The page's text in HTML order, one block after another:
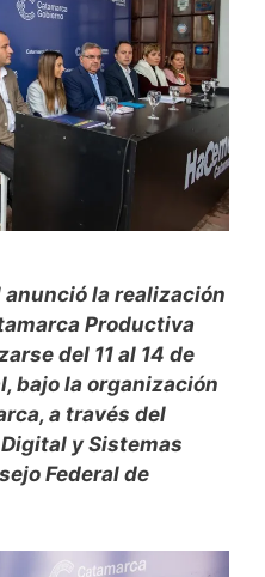
anunció la realización
Productiva
del 11 al 14 de
bajo la organización
a través del
y Sistemas
Federal de